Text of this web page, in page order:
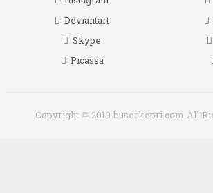
Deviantart
Skype
Picassa
Copyright © 2019 buserkepri.com All